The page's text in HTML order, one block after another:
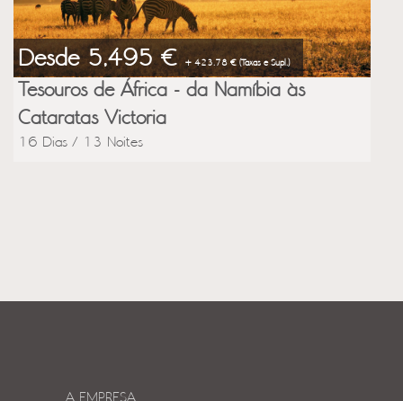
Desde 5,495 € + 423.78 € (Taxas e Supl.)
Tesouros de África - da Namíbia às
Cataratas Victoria
16 Dias / 13 Noites